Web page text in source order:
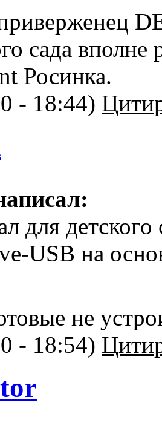
сада
Росинка.
- 18:44)
для
USB на
не
- 18:54)